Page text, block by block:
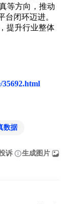
等方向，推动
闭环迈进。
提升行业整体
数据
诉 生成图片